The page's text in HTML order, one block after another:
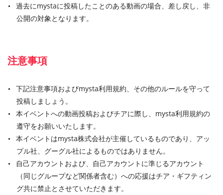
過去にmystaに投稿したことのある動画の場合、差し戻し、非
公開の対象となります。
注意事項
下記注意事項およびmysta利用規約、その他のルールを守って
投稿しましょう。
本イベントへの動画投稿およびチアに際し、mysta利用規約の
遵守をお願いいたします。
本イベントはmysta株式会社が主催しているものであり、アッ
プル社、グーグル社によるものではありません。
自己アカウントおよび、自己アカウントに準じるアカウント
（同じグループなど関係者含む）への応援はチア・ギフティン
グ共に禁止とさせていただきます。